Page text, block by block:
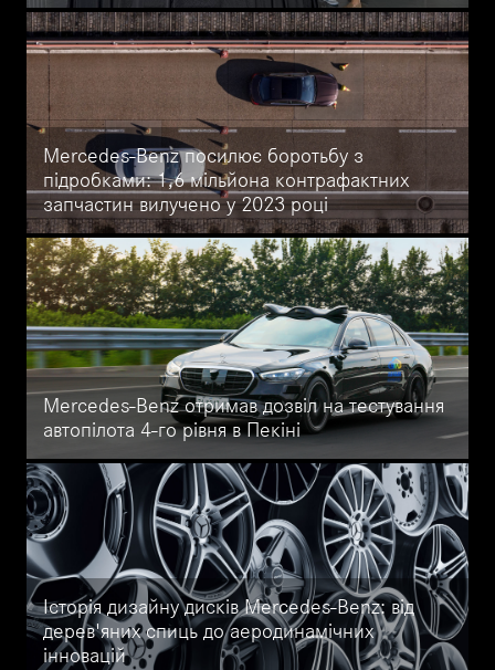
Едуард Сарапій, захисник клубу Полісся, обрав розкішний
позашляховик Mercedes-Benz GLE в Автоцентрі на Кільцевій.
Цей автомобіль поєднує в собі потужний 3,0-літровий двигун,
гібридні технології та систему MBUX, щоб зробити повсякденне
життя спортсмена ще комфортнішим.
Mercedes-Benz посилює боротьбу з
підробками: 1,6 мільйона контрафактних
запчастин вилучено у 2023 році
Як Mercedes-Benz захищає своїх клієнтів від підробок? У 2023
році було вилучено 1,6 мільйона підроблених запчастин по
всьому світу. Дізнайтеся, як компанія бореться з контрафактом
і чому це важливо для вашої безпеки на дорогах.
Mercedes-Benz отримав дозвіл на тестування
автопілота 4-го рівня в Пекіні
Mercedes-Benz першим розпочав тестування автопілота 4-го
рівня на S-Class у Пекіні. Як це змінить майбутнє автономного
водіння? Дізнайтеся про новітні технології та їх випробування в
реальних умовах Китаю
Історія дизайну дисків Mercedes-Benz: від
дерев'яних спиць до аеродинамічних
інновацій